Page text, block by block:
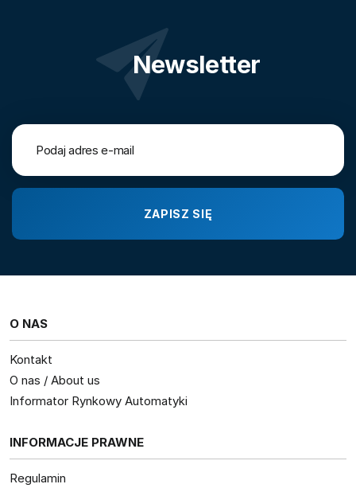
Newsletter
O NAS
Kontakt
O nas / About us
Informator Rynkowy Automatyki
INFORMACJE PRAWNE
Regulamin